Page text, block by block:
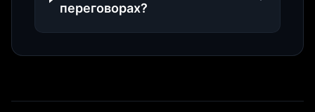
переговорах?